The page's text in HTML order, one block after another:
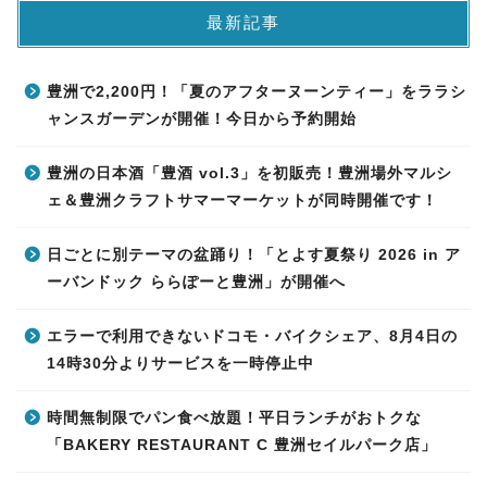
最新記事
豊洲で2,200円！「夏のアフターヌーンティー」をララシ
ャンスガーデンが開催！今日から予約開始
豊洲の日本酒「豊酒 vol.3」を初販売！豊洲場外マルシ
ェ＆豊洲クラフトサマーマーケットが同時開催です！
日ごとに別テーマの盆踊り！「とよす夏祭り 2026 in ア
ーバンドック ららぽーと豊洲」が開催へ
エラーで利用できないドコモ・バイクシェア、8月4日の
14時30分よりサービスを一時停止中
時間無制限でパン食べ放題！平日ランチがおトクな
「BAKERY RESTAURANT C 豊洲セイルパーク店」